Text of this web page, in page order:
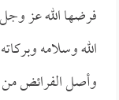
فرضها الله عز
الله وسلامه
وأصل الفرائض